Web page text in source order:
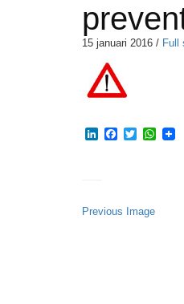
15 januari 2016 / Full
LinkedIn
Facebook
Twitter
Previous Image